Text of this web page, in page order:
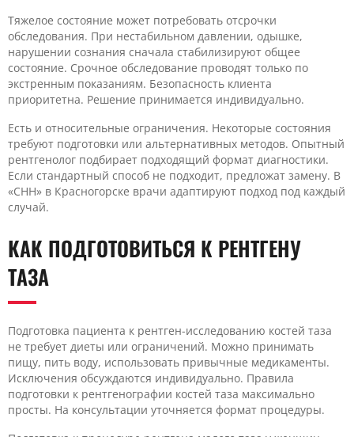
Тяжелое состояние может потребовать отсрочки
обследования. При нестабильном давлении, одышке,
нарушении сознания сначала стабилизируют общее
состояние. Срочное обследование проводят только по
экстренным показаниям. Безопасность клиента
приоритетна. Решение принимается индивидуально.
Есть и относительные ограничения. Некоторые состояния
требуют подготовки или альтернативных методов. Опытный
рентгенолог подбирает подходящий формат диагностики.
Если стандартный способ не подходит, предложат замену. В
«CHH» в Красногорске врачи адаптируют подход под каждый
случай.
КАК ПОДГОТОВИТЬСЯ К РЕНТГЕНУ
ТАЗА
Подготовка пациента к рентген-исследованию костей таза
не требует диеты или ограничений. Можно принимать
пищу, пить воду, использовать привычные медикаменты.
Исключения обсуждаются индивидуально. Правила
подготовки к рентгенографии костей таза максимально
просты. На консультации уточняется формат процедуры.